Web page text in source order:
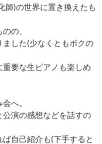
師)の世界に置き換えたも
の、
した(少なくともボクの
要な生ピアノも楽しめ
へ。
演の感想などを話すの
自己紹介も(下手すると